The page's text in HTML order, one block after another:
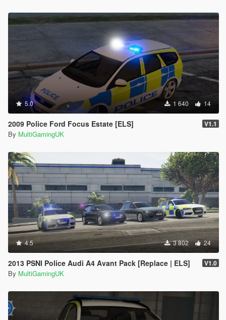
5.0 1 640 14
2009 Police Ford Focus Estate [ELS] V1.1
By MultiGamingUK
4.5 3 802 24
2013 PSNI Police Audi A4 Avant Pack [Replace | ELS] V1.0
By MultiGamingUK